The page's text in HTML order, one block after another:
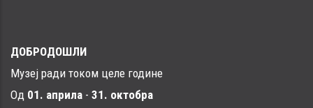
ДОБРОДОШЛИ
Музеј ради током целе године
Од 01. априла - 31. октобра